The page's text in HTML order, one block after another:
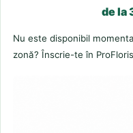
de la
Nu este disponibil
zonă? Înscrie-te în